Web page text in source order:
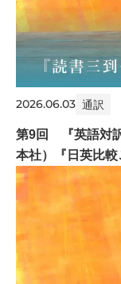
2026.06.03 通訳
第9回 『英語対
本社）『日英比較